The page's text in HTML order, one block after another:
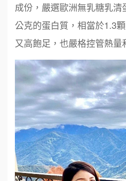
成份，嚴選歐洲無乳糖乳
公克的蛋白質，相當於1.3
又高飽足，也嚴格控管熱量